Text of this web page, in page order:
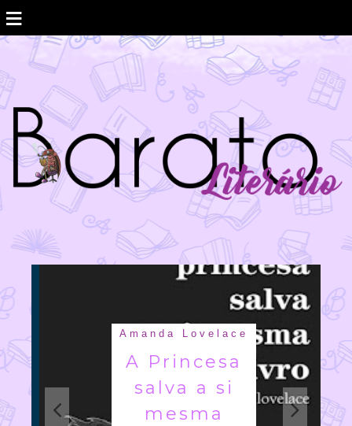
≡
Amanda Lovelace
A Princesa
salva a si
mesma